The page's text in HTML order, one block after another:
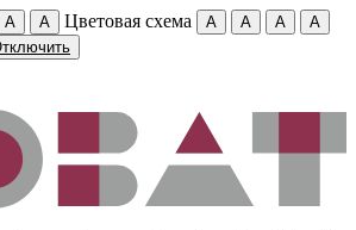
A A Цветовая схема A A A
A